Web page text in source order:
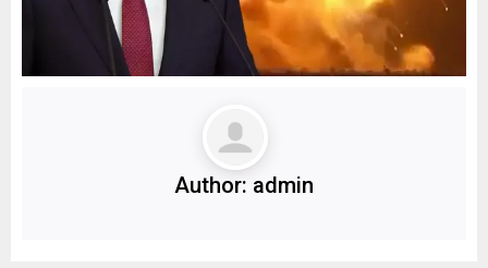
Author: admin